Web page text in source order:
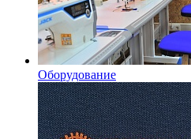
Оборудование